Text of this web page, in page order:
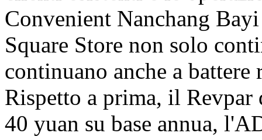
Convenient Nanchang
Square Store non solo
continuano anche a
Rispetto a prima, il Revpar
40 yuan su base annua,